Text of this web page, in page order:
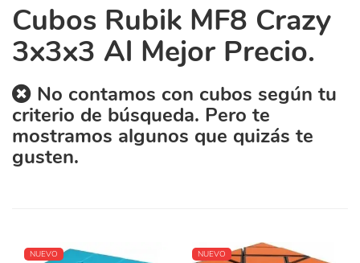
Cubos Rubik MF8 Crazy
3x3x3 Al Mejor Precio.
No contamos con cubos según tu
criterio de búsqueda. Pero te
mostramos algunos que quizás te
gusten.
NUEVO NUEVO